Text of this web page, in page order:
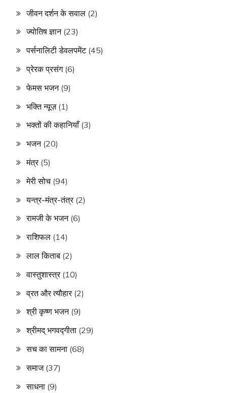
जीवन दर्शन के सवाल (2)
ज्योतिष ज्ञान(23)
पर्सनालिटी डेवलपमेंट(45)
प्रेरक प्रसंग(6)
फेमस भजन(9)
भक्ति न्यूज़(1)
भक्तों की कहानियाँ(3)
भजन(20)
मंत्र(5)
मेरी सोच (94)
यन्त्र-मंत्र-तंत्र(2)
रामजी के भजन(6)
राशिफल (14)
लाल किताब (2)
वास्तुशास्त्र(10)
व्रत और त्यौहार(2)
श्री कृष्ण भजन(9)
श्रीमद् भगवद्गीता (29)
सच का सामना (68)
समाज(37)
साधना (9)